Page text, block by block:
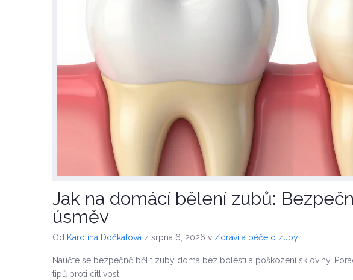
Jak na domácí bělení zubů:
úsměv
Od Karolína Dočkalová z srpna 6, 2026 v Zdraví a péče o zuby
Naučte se bezpečně bělit zuby doma bez bolesti a poškození skloviny.
tipů proti citlivosti.